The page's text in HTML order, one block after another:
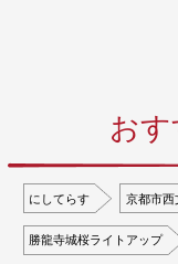
お
にしてらす 京都市西
勝龍寺城桜ライトアップ